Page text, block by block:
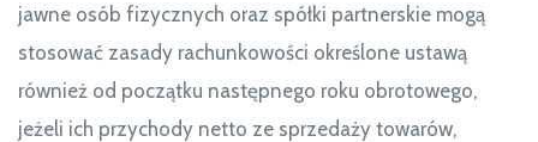
jawne osób fizycznych oraz spółki partnerskie mogą
stosować zasady rachunkowości określone ustawą
również od początku następnego roku obrotowego,
jeżeli ich przychody netto ze sprzedaży towarów,